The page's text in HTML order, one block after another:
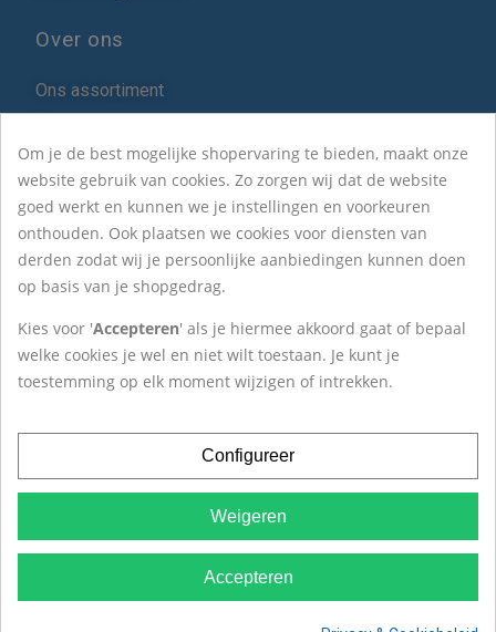
Over ons
Ons assortiment
Over Het ZilverHuys
Contact
Het ZilverHuys®
Krokus 20
1619BD Andijk
Tel:+31(0)228-527 263
Algemene Voorwaarden|Privacy
2026Het ZilverHuys®
Om je de best mogelijke shopervaring te bieden, maakt onze
website gebruik van cookies. Zo zorgen wij dat de website
goed werkt en kunnen we je instellingen en voorkeuren
onthouden. Ook plaatsen we cookies voor diensten van
derden zodat wij je persoonlijke aanbiedingen kunnen doen
op basis van je shopgedrag.
Kies voor 'Accepteren' als je hiermee akkoord gaat of bepaal
welke cookies je wel en niet wilt toestaan. Je kunt je
toestemming op elk moment wijzigen of intrekken.
Configureer
Weigeren
Accepteren